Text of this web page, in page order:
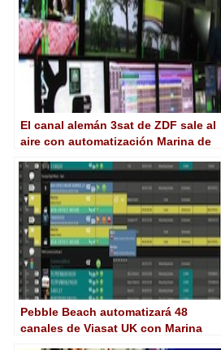
El canal alemán 3sat de ZDF sale al
aire con automatización Marina de
Pebble Beach automatizará 48
canales de Viasat UK con Marina